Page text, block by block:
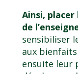
Ainsi, placer
de
sensibiliser
aux bienfaits
ensuite leur